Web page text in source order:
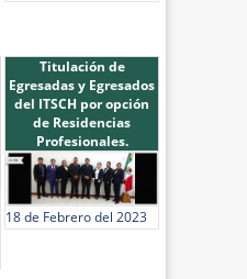
Titulación de
Egresadas y Egresados
del ITSCH por opción
de Residencias
Profesionales.
18 de Febrero del 2023